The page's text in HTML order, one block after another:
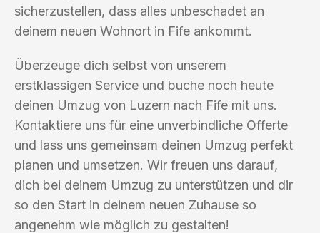
sicherzustellen, dass alles unbeschadet an
deinem neuen Wohnort in Fife ankommt.
Überzeuge dich selbst von unserem
erstklassigen Service und buche noch heute
deinen Umzug von Luzern nach Fife mit uns.
Kontaktiere uns für eine unverbindliche Offerte
und lass uns gemeinsam deinen Umzug perfekt
planen und umsetzen. Wir freuen uns darauf,
dich bei deinem Umzug zu unterstützen und dir
so den Start in deinem neuen Zuhause so
angenehm wie möglich zu gestalten!